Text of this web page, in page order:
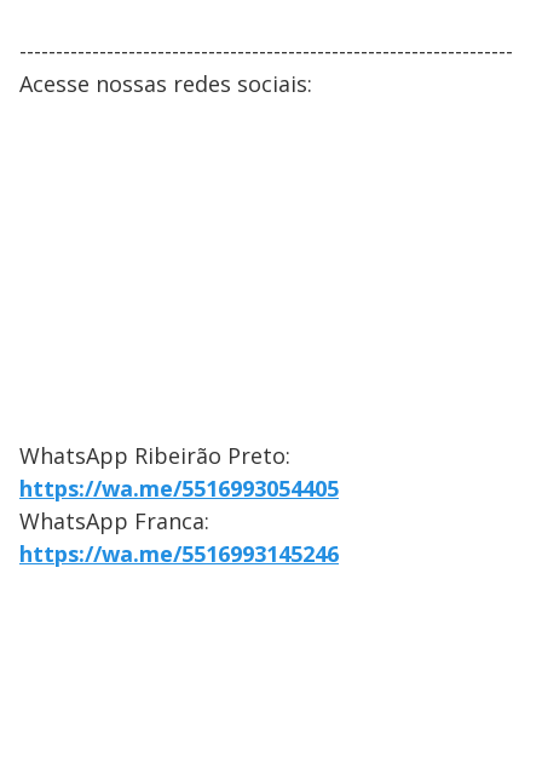
--------------------------------------------------------------------
Acesse nossas redes sociais:
WhatsApp Ribeirão Preto:
https://wa.me/5516993054405
WhatsApp Franca:
https://wa.me/5516993145246